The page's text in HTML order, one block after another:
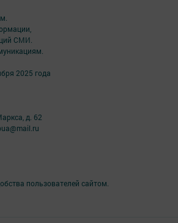
СМИ.
2025 года
д. 62
пользователей сайтом.